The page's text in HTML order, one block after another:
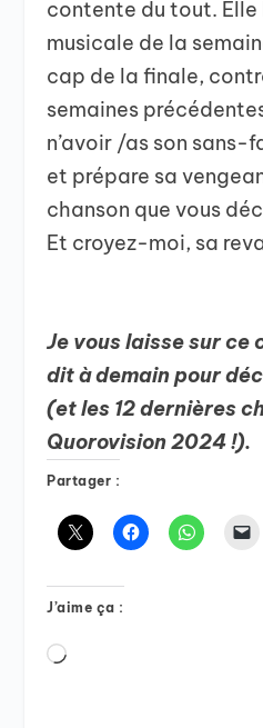
contente du tout.
musicale de la
cap de la finale,
semaines
n’avoir /as son
et prépare sa
chanson que vous
Et croyez-moi, sa
Je vous laisse sur
dit à demain pour
(et les 12 dernières
Quorovision 2024 !).
Partager :
J’aime ça :
Chargement…